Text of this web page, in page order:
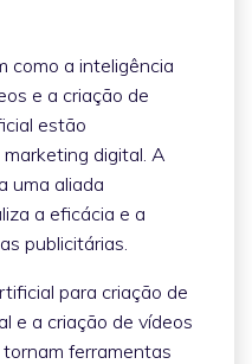
como a inteligência
e a criação de
estão
digital. A
uma aliada
a eficácia e a
publicitárias.
para criação de
e a criação de vídeos
ferramentas